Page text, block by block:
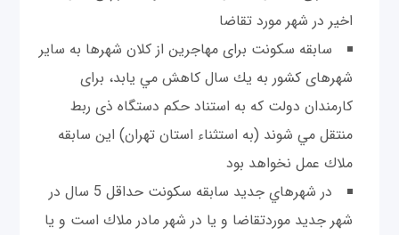
اخیر در شهر مورد تقاضا
سابقه سكونت برای مهاجرین از كلان شهرها به سایر
شهرهای كشور به یك سال كاهش مي یابد، برای
كارمندان دولت كه به استناد حكم دستگاه ذی ربط
منتقل مي شوند (به استثناء استان تهران) این سابقه
ملاك عمل نخواهد بود
در شهرهاي جديد سابقه سكونت حداقل 5 سال در
شهر جديد موردتقاضا و يا در شهر مادر ملاك است و يا